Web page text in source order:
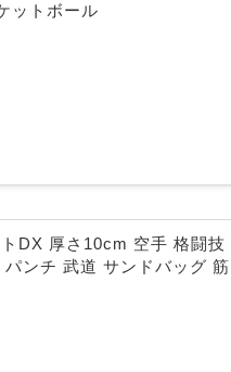
ットボール
DX 厚さ10cm 空手 格闘技
ンチ 武道 サンドバッグ 筋